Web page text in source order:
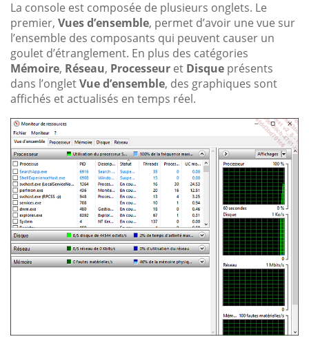
La console est composée de plusieurs onglets. Le
premier, Vues d’ensemble, permet d’avoir une vue sur
l’ensemble des composants qui peuvent causer un
goulet d’étranglement. En plus des catégories
Mémoire, Réseau, Processeur et Disque présents
dans l’ongletVue d’ensemble, des graphiques sont
affichés et actualisés en temps réel.